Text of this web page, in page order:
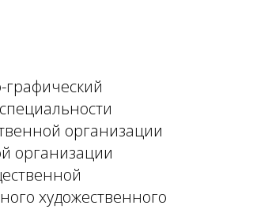
графический
организации
организации
художественного